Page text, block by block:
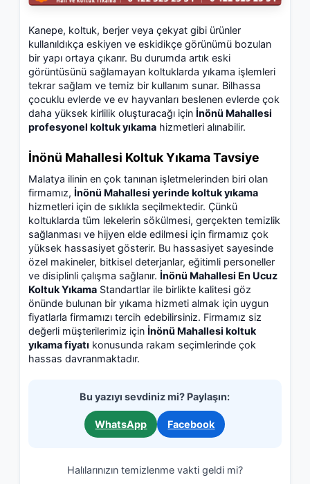
Kanepe, koltuk, berjer veya çekyat gibi ürünler
kullanıldıkça eskiyen ve eskidikçe görünümü bozulan
bir yapı ortaya çıkarır. Bu durumda artık eski
görüntüsünü sağlamayan koltuklarda yıkama işlemleri
tekrar sağlam ve temiz bir kullanım sunar. Bilhassa
çocuklu evlerde ve ev hayvanları beslenen evlerde çok
daha yüksek kirlilik oluşturacağı için İnönü Mahallesi
profesyonel koltuk yıkama hizmetleri alınabilir.
İnönü Mahallesi Koltuk Yıkama Tavsiye
Malatya ilinin en çok tanınan işletmelerinden biri olan
firmamız, İnönü Mahallesi yerinde koltuk yıkama
hizmetleri için de sıklıkla seçilmektedir. Çünkü
koltuklarda tüm lekelerin sökülmesi, gerçekten temizlik
sağlanması ve hijyen elde edilmesi için firmamız çok
yüksek hassasiyet gösterir. Bu hassasiyet sayesinde
özel makineler, bitkisel deterjanlar, eğitimli personeller
ve disiplinli çalışma sağlanır. İnönü Mahallesi En Ucuz
Koltuk Yıkama Standartlar ile birlikte kalitesi göz
önünde bulunan bir yıkama hizmeti almak için uygun
fiyatlarla firmamızı tercih edebilirsiniz. Firmamız siz
değerli müşterilerimiz için İnönü Mahallesi koltuk
yıkama fiyatı konusunda rakam seçimlerinde çok
hassas davranmaktadır.
Bu yazıyı sevdiniz mi? Paylaşın:
WhatsApp Facebook
Halılarınızın temizlenme vakti geldi mi?